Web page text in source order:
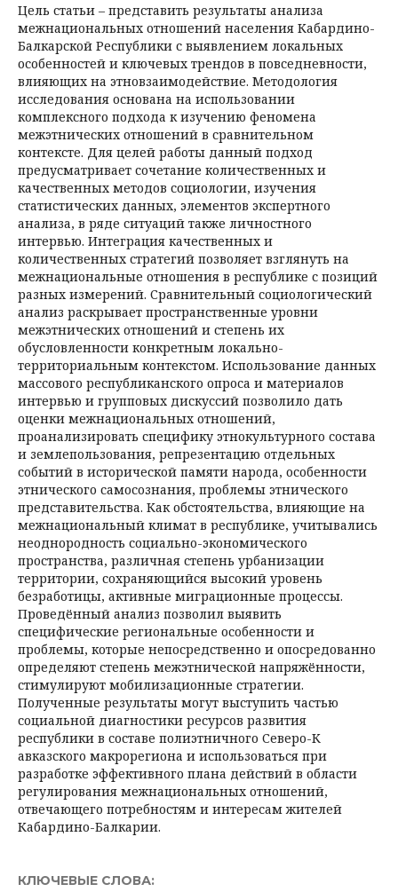
Цель статьи – представить результаты анализа
межнациональных отношений населения Кабардино-
Балкарской Республики с выявлением локальных
особенностей и ключевых трендов в повседневности,
влияющих на этновзаимодействие. Методология
исследования основана на использовании
комплексного подхода к изучению феномена
межэтнических отношений в сравнительном
контексте. Для целей работы данный подход
предусматривает сочетание количественных и
качественных методов социологии, изучения
статистических данных, элементов экспертного
анализа, в ряде ситуаций также личностного
интервью. Интеграция качественных и
количественных стратегий позволяет взглянуть на
межнациональные отношения в республике с позиций
разных измерений. Сравнительный социологический
анализ раскрывает пространственные уровни
межэтнических отношений и степень их
обусловленности конкретным локально-
территориальным контекстом. Использование данных
массового республиканского опроса и материалов
интервью и групповых дискуссий позволило дать
оценки межнациональных отношений,
проанализировать специфику этнокультурного состава
и землепользования, репрезентацию отдельных
событий в исторической памяти народа, особенности
этнического самосознания, проблемы этнического
представительства. Как обстоятельства, влияющие на
межнациональный климат в республике, учитывались
неоднородность социально-экономического
пространства, различная степень урбанизации
территории, сохраняющийся высокий уровень
безработицы, активные миграционные процессы.
Проведённый анализ позволил выявить
специфические региональные особенности и
проблемы, которые непосредственно и опосредованно
определяют степень межэтнической напряжённости,
стимулируют мобилизационные стратегии.
Полученные результаты могут выступить частью
социальной диагностики ресурсов развития
республики в составе полиэтничного Северо-К
авказского макрорегиона и использоваться при
разработке эффективного плана действий в области
регулирования межнациональных отношений,
отвечающего потребностям и интересам жителей
Кабардино-Балкарии.
КЛЮЧЕВЫЕ СЛОВА: